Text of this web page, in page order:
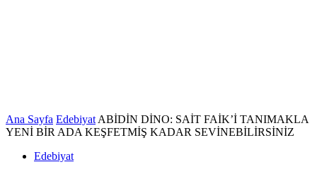
Ana Sayfa Edebiyat ABİDİN DİNO: SAİT FAİK’İ TANIMAKLA
YENİ BİR ADA KEŞFETMİŞ KADAR SEVİNEBİLİRSİNİZ
Edebiyat